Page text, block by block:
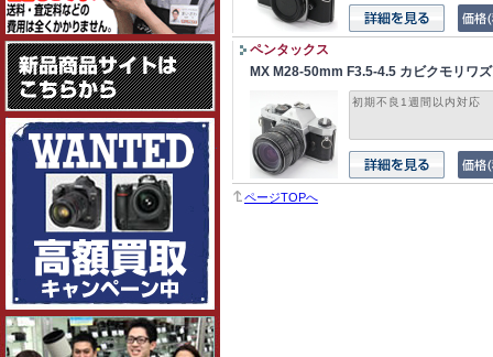
ペンタックス
MX M28-50mm F3.5-4.5 カビクモリワ
初期不良1週間以内対応
ページTOPへ